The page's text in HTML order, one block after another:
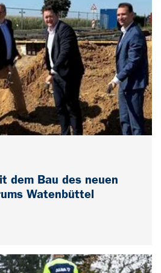
dem Bau des neuen
Watenbüttel